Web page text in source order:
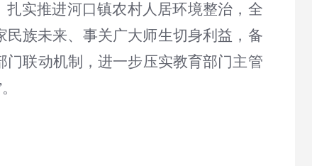
扎实推进河口镇农村人居环境整治， 全
民族未来、事关广大师生切身利益 ，备
门联动机制 ，进一步压实教育部门主管
。